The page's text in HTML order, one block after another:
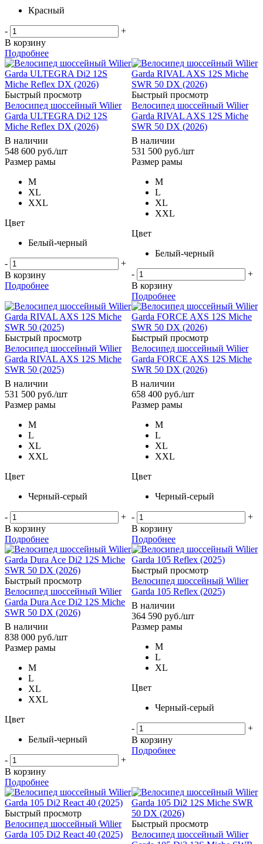
Красный
-
+
В корзину
Подробнее
Быстрый просмотр
Велосипед шоссейный Wilier
Garda ULTEGRA Di2 12S
Miche Reflex DX (2026)
В наличии
548 600 руб./шт
Размер рамы
M
XL
XXL
Цвет
Белый-черный
-
+
В корзину
Подробнее
Быстрый просмотр
Велосипед шоссейный Wilier
Garda RIVAL AXS 12S Miche
SWR 50 DX (2026)
В наличии
531 500 руб./шт
Размер рамы
M
L
XL
XXL
Цвет
Белый-черный
-
+
В корзину
Подробнее
Быстрый просмотр
Велосипед шоссейный Wilier
Garda RIVAL AXS 12S Miche
SWR 50 (2025)
В наличии
531 500 руб./шт
Размер рамы
M
L
XL
XXL
Цвет
Черный-серый
-
+
В корзину
Подробнее
Быстрый просмотр
Велосипед шоссейный Wilier
Garda FORCE AXS 12S Miche
SWR 50 DX (2026)
В наличии
658 400 руб./шт
Размер рамы
M
L
XL
XXL
Цвет
Черный-серый
-
+
В корзину
Подробнее
Быстрый просмотр
Велосипед шоссейный Wilier
Garda Dura Ace Di2 12S Miche
SWR 50 DX (2026)
В наличии
838 000 руб./шт
Размер рамы
M
L
XL
XXL
Цвет
Белый-черный
-
+
В корзину
Подробнее
Быстрый просмотр
Велосипед шоссейный Wilier
Garda 105 Reflex (2025)
В наличии
364 590 руб./шт
Размер рамы
M
L
XL
Цвет
Черный-серый
-
+
В корзину
Подробнее
Быстрый просмотр
Велосипед шоссейный Wilier
Garda 105 Di2 React 40 (2025)
Быстрый просмотр
Велосипед шоссейный Wilier